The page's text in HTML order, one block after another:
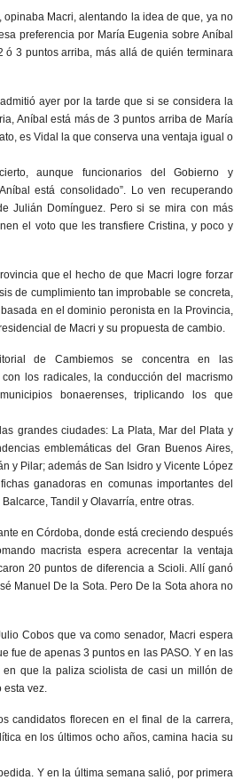
opinaba Macri, alentando la idea de que, ya no
preferencia por María Eugenia sobre Aníbal
3 puntos arriba, más allá de quién terminara
ayer por la tarde que si se considera la
Aníbal está más de 3 puntos arriba de María
es Vidal la que conserva una ventaja igual o
aunque funcionarios del Gobierno y
está consolidado”. Lo ven recuperando
Julián Domínguez. Pero si se mira con más
el voto que les transfiere Cristina, y poco y
que el hecho de que Macri logre forzar
de cumplimiento tan improbable se concreta,
en el dominio peronista en la Provincia,
de Macri y su propuesta de cambio.
de Cambiemos se concentra en las
los radicales, la conducción del macrismo
bonaerenses, triplicando los que
grandes ciudades: La Plata, Mar del Plata y
emblemáticas del Gran Buenos Aires,
y Pilar; además de San Isidro y Vicente López
ganadoras en comunas importantes del
Tandil y Olavarría, entre otras.
en Córdoba, donde está creciendo después
macrista espera acrecentar la ventaja
20 puntos de diferencia a Scioli. Allí ganó
Manuel De la Sota. Pero De la Sota ahora no
Cobos que va como senador, Macri espera
fue de apenas 3 puntos en las PASO. Y en las
que la paliza sciolista de casi un millón de
esta vez.
candidatos florecen en el final de la carrera,
en los últimos ocho años, camina hacia su
Y en la última semana salió, por primera